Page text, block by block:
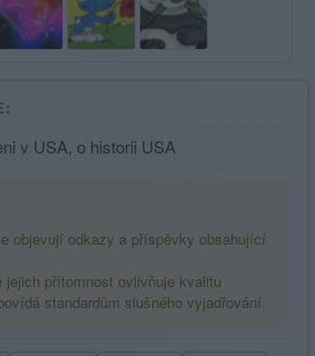
v USA, o historii USA
objevují odkazy a příspěvky obsahující
jejich přítomnost ovlivňuje kvalitu
standardům slušného vyjadřování.